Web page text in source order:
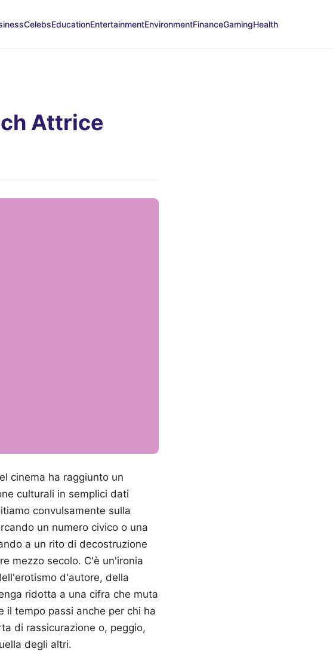
CelebsEducationEntertainmentEnvironmentFinanceGamingHealth
Attrice
cinema ha raggiunto un
culturali in semplici dati
convulsamente sulla
un numero civico o una
a un rito di decostruzione
mezzo secolo. C'è un'ironia
d'autore, della
ridotta a una cifra che muta
il tempo passi anche per chi ha
di rassicurazione o, peggio,
degli altri.